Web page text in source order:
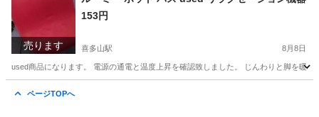
売ります
153円
喜多山駅 8月8日
used商品になります。 電源の通電と温度上昇を確認致しました。 じんわりと脚を暖
ページTOPへ